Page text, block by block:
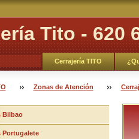
Tito - 620
Cerrajería TITO
Zonas de Atención
Bilbao
Portugalete